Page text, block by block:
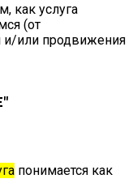
как услуга
(от
и/или продвижения
понимается как